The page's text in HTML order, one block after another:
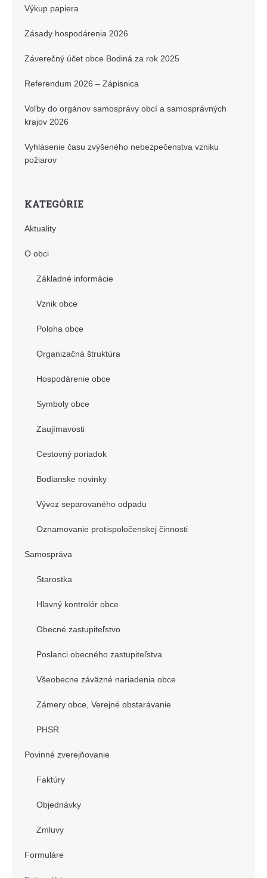
Výkup papiera
Zásady hospodárenia 2026
Záverečný účet obce Bodiná za rok 2025
Referendum 2026 – Zápisnica
Voľby do orgánov samosprávy obcí a samosprávných
krajov 2026
Vyhlásenie času zvýšeného nebezpečenstva vzniku
požiarov
KATEGÓRIE
Aktuality
O obci
Základné informácie
Vznik obce
Poloha obce
Organizačná štruktúra
Hospodárenie obce
Symboly obce
Zaujímavosti
Cestovný poriadok
Bodianske novinky
Vývoz separovaného odpadu
Oznamovanie protispoločenskej činnosti
Samospráva
Starostka
Hlavný kontrolór obce
Obecné zastupiteľstvo
Poslanci obecného zastupiteľstva
Všeobecne záväzné nariadenia obce
Zámery obce, Verejné obstarávanie
PHSR
Povinné zverejňovanie
Faktúry
Objednávky
Zmluvy
Formuláre